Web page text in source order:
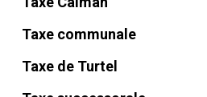
Taxe communale
Taxe de Turtel